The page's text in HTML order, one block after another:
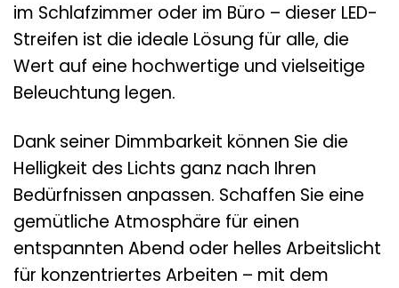
im Schlafzimmer oder im Büro – dieser LED-
Streifen ist die ideale Lösung für alle, die
Wert auf eine hochwertige und vielseitige
Beleuchtung legen.
Dank seiner Dimmbarkeit können Sie die
Helligkeit des Lichts ganz nach Ihren
Bedürfnissen anpassen. Schaffen Sie eine
gemütliche Atmosphäre für einen
entspannten Abend oder helles Arbeitslicht
für konzentriertes Arbeiten – mit dem